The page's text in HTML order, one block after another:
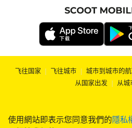
使用網站即表示您同意我們的隱私
SCOOT
飞往国家 | 飞往城市 | 城市到城市的
从国家出发 | 从城